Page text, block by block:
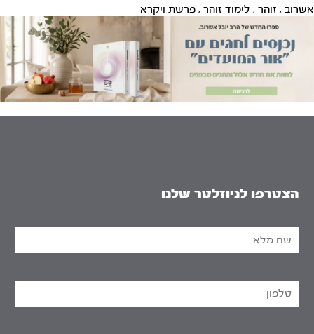
אשרוב , זוהר , לימוד זוהר , פרשת ויקרא
הצטרפו לניוזלטר שלנו